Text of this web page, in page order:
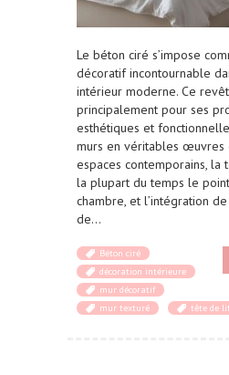
Le béton ciré s’impose
décoratif incontournable
intérieur moderne. Ce
principalement pour ses
esthétiques et
murs en véritables œuvres
espaces contemporains, la
la plupart du temps le
chambre, et l’intégration
de…
Béton ciré
décoration intérieure
mur décoratif
mur texturé
tête de lit